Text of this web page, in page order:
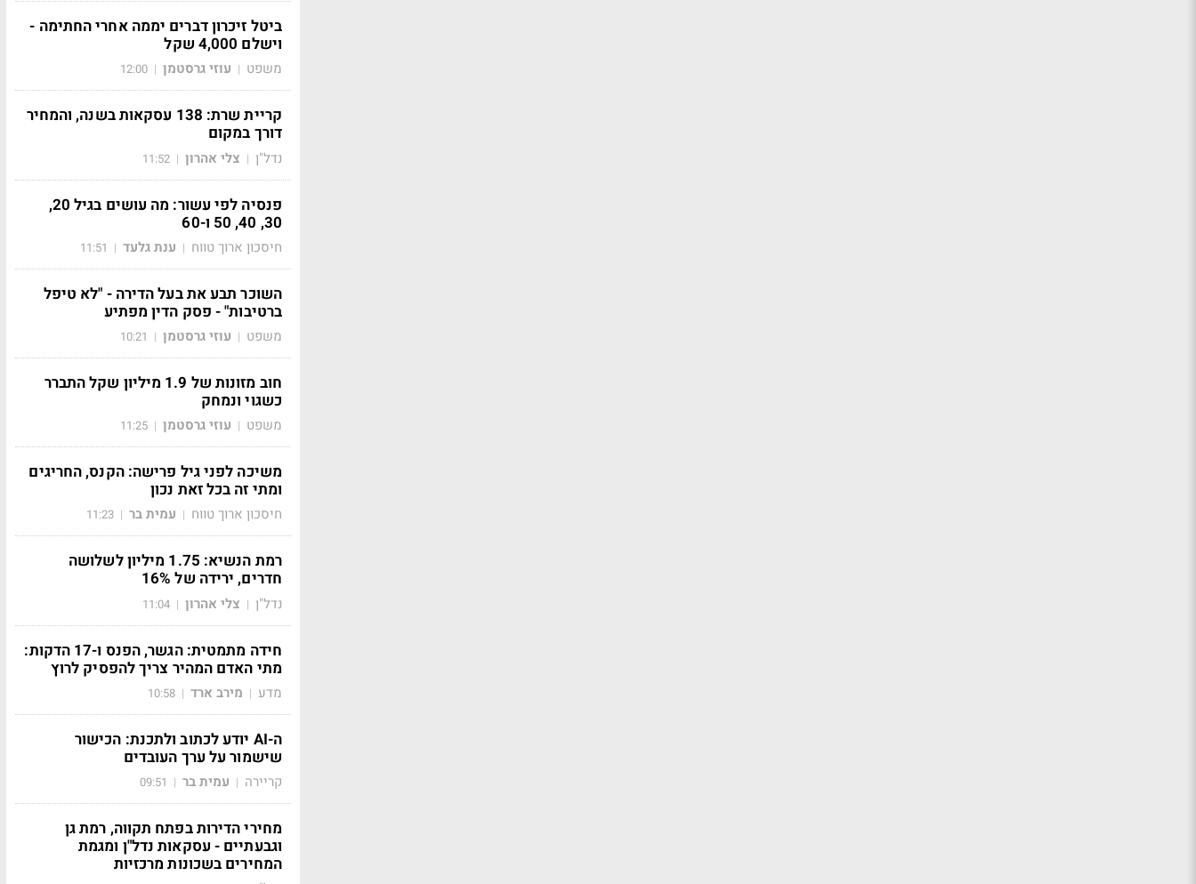
ביטל זיכרון דברים יממה אחרי החתימה -
וישלם 4,000 שקל
משפט | עוזי גרסטמן |
12:00
קריית שרת: 138 עסקאות בשנה, והמחיר
דורך במקום
נדל"ן | צלי אהרון |
11:52
פנסיה לפי עשור: מה עושים בגיל 20,
30, 40, 50 ו-60
חיסכון ארוך טווח | ענת גלעד |
11:51
השוכר תבע את בעל הדירה - "לא טיפל
ברטיבות" - פסק הדין מפתיע
משפט | עוזי גרסטמן |
10:21
חוב מזונות של 1.9 מיליון שקל התברר
כשגוי ונמחק
משפט | עוזי גרסטמן |
11:25
משיכה לפני גיל פרישה: הקנס, החריגים
ומתי זה בכל זאת נכון
חיסכון ארוך טווח | עמית בר |
11:23
רמת הנשיא: 1.75 מיליון לשלושה
חדרים, ירידה של 16%
נדל"ן | צלי אהרון |
11:04
חידה מתמטית: הגשר, הפנס ו-17 הדקות:
מתי האדם המהיר צריך להפסיק לרוץ
מדע | מירב ארד |
10:58
ה-AI יודע לכתוב ולתכנת: הכישור
שישמור על ערך העובדים
קריירה | עמית בר |
09:51
מחירי הדירות בפתח תקווה, רמת גן
וגבעתיים - עסקאות נדל"ן ומגמת
המחירים בשכונות מרכזיות